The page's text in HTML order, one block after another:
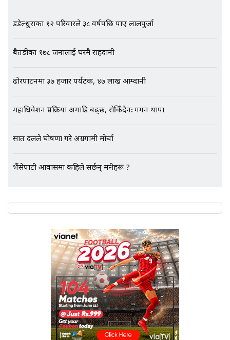
अर्ब बढी घुस!|| SIDHAKURA ||
एभरेष्ट अस्पताल फलोअपः CCTV फुटेज
SIDHAKURA |
डडेल्धुराका १२ परिवारले ३८ वर्षपछि पाए लालपुर्जा
बैतडीका १७८ जनालाई घरमै राहदानी
ढोरपाटनमा ३७ हजार पर्यटक, ४७ लाख आम्दानी
महाधिवेशन प्रक्रिया अगाडि बढ्छ, रोकिँदैनः गगन थापा
सात दलले घोषणा गरे अग्रगामी मोर्चा
भैंसेपाटी आवासमा कहिले सर्छन् मन्त्रीहरू ?